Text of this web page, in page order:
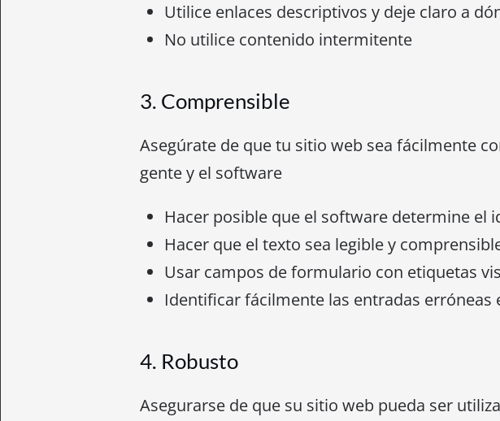
Utilice enlaces descriptivos y deje claro a
No utilice contenido intermitente
3. Comprensible
Asegúrate de que tu sitio web sea fácilmente
gente y el software
Hacer posible que el software determine el
Hacer que el texto sea legible y
Usar campos de formulario con etiquetas
Identificar fácilmente las entradas erróneas
4. Robusto
Asegurarse de que su sitio web pueda ser